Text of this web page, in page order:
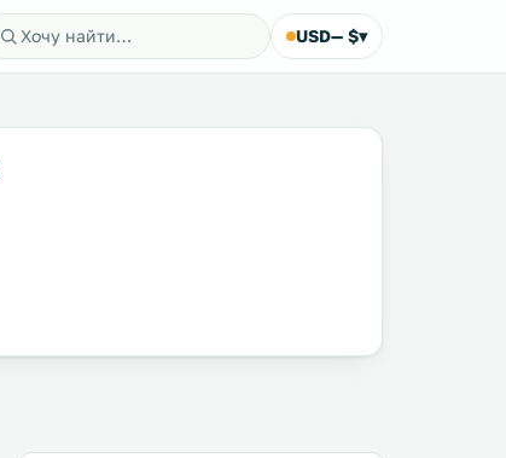
USD— $▾